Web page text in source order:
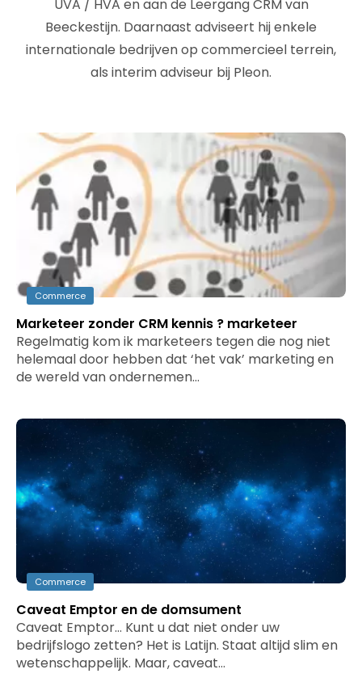
UVA / HVA en aan de Leergang CRM van
Beeckestijn. Daarnaast adviseert hij enkele
internationale bedrijven op commercieel terrein,
als interim adviseur bij Pleon.
Commerce
Marketeer zonder CRM kennis ? marketeer
Regelmatig kom ik marketeers tegen die nog niet
helemaal door hebben dat ‘het vak’ marketing en
de wereld van ondernemen…
Commerce
Caveat Emptor en de domsument
Caveat Emptor… Kunt u dat niet onder uw
bedrijfslogo zetten? Het is Latijn. Staat altijd slim en
wetenschappelijk. Maar, caveat…